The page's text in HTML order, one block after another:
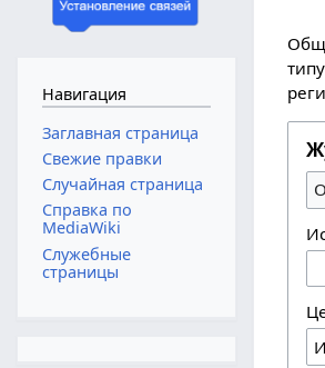
Навигация
Заглавная страница
Свежие правки
Случайная страница
Справка по
MediaWiki
Служебные
страницы